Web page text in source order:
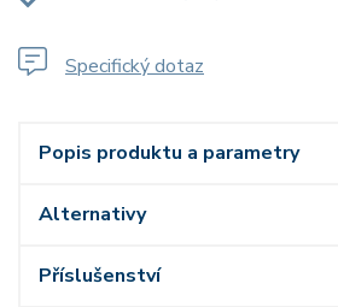
Specifický dotaz
Popis produktu a parametry
Alternativy
Příslušenství